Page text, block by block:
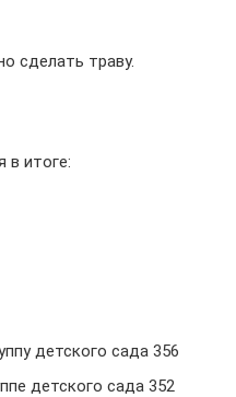
сделать траву.
в итоге:
детского сада 356
детского сада 352